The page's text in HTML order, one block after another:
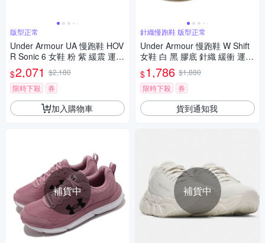
版型正常
Under Armour UA 慢跑鞋 HOV
R Sonic 6 女鞋 粉 紫 緩震 運動
鞋 3026128603
$2,071 $2,180
限時下殺
券
加入購物車
補貨中
針織慢跑鞋 版型正常
Under Armour 慢跑鞋 W Shift
女鞋 白 黑 膠底 針織 緩衝 運動
鞋 UA 3027777104
$1,786 $1,880
限時下殺
券
貨到通知我
補貨中